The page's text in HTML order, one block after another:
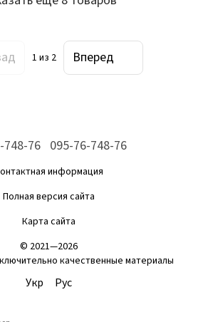
1 из 2 Вперед
748-76 095-76-748-76
информация
Полная версия сайта
Карта сайта
© 2021—2026
качественные материалы
Укр Рус